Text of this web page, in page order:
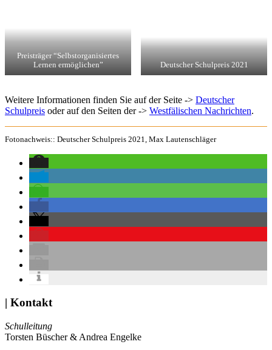
Preisträger “Selbstorganisiertes
Lernen ermöglichen”
Deutscher Schulpreis 2021
Weitere Informationen finden Sie auf der Seite -> Deutscher
Schulpreis oder auf den Seiten der -> Westfälischen Nachrichten.
Fotonachweis:: Deutscher Schulpreis 2021, Max Lautenschläger
| Kontakt
Schulleitung
Torsten Büscher & Andrea Engelke